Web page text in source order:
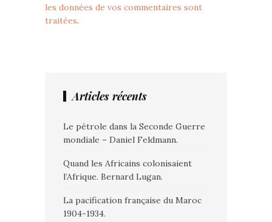
les données de vos commentaires sont
traitées.
Articles récents
Le pétrole dans la Seconde Guerre
mondiale – Daniel Feldmann.
Quand les Africains colonisaient
l’Afrique. Bernard Lugan.
La pacification française du Maroc
1904-1934.